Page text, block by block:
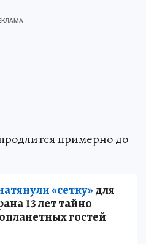
примерно до
«сетку»для
13 лет тайно
гостей